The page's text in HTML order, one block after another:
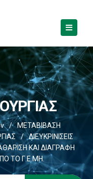
/
ΜΕΤΑΒΙΒΑΣΗ
/
ΔΙΕΥΚΡΙΝΙΣΕΙΣ
ΚΑΙ ΔΙΑΓΡΑΦΗ
ΤΟ Γ.Ε.ΜΗ.